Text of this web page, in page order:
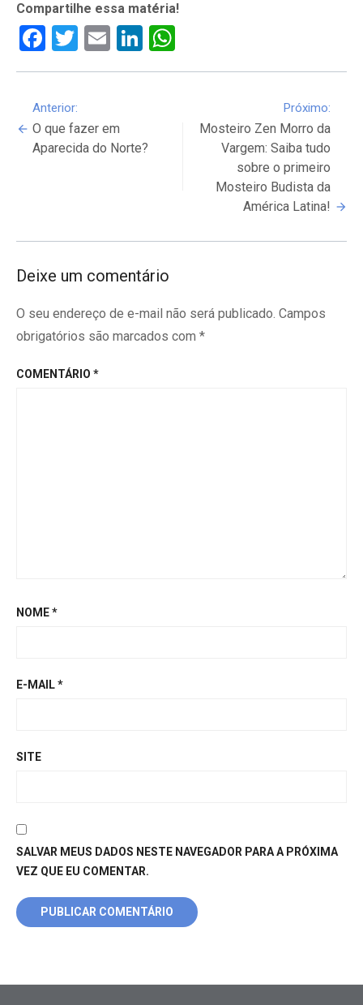
Compartilhe essa matéria!
Facebook
Twitter
EmailLinkedIn
Continue
Reading
Anterior:
O que fazer em
Aparecida do Norte?
Próximo:
Mosteiro Zen Morro da
Vargem: Saiba tudo
sobre o primeiro
Mosteiro Budista da
América Latina!
Deixe um comentário
O seu endereço de e-mail não será publicado. Campos
obrigatórios são marcados com *
COMENTÁRIO *
NOME*
E-MAIL*
SITE
SALVAR MEUS DADOS NESTE NAVEGADOR PARA A PRÓXIMA
VEZ QUE EU COMENTAR.